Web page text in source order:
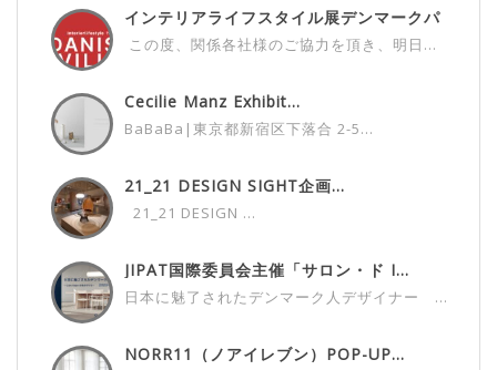
インテリアライフスタイル展デンマークパ
この度、関係各社様のご協力を頂き、明日...
Cecilie Manz Exhibit...
BaBaBa|東京都新宿区下落合 2-5...
21_21 DESIGN SIGHT企画...
21_21 DESIGN ...
JIPAT国際委員会主催「サロン・ド I...
日本に魅了されたデンマーク人デザイナー ...
NORR11（ノアイレブン）POP-UP...